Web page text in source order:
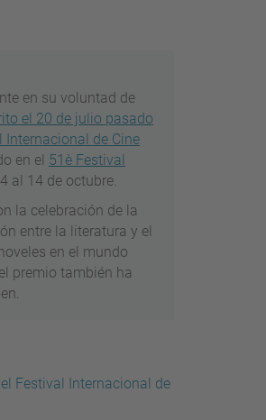
en su voluntad de
el 20 de julio pasado
Internacional de Cine
en el 51è Festival
al 14 de octubre.
la celebración de la
entre la literatura y el
en el mundo
premio también ha
Festival Internacional de